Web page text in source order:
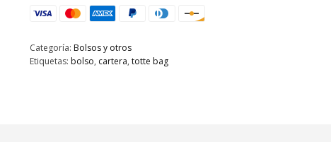
Categoría: Bolsos y otros
Etiquetas: bolso, cartera, totte bag